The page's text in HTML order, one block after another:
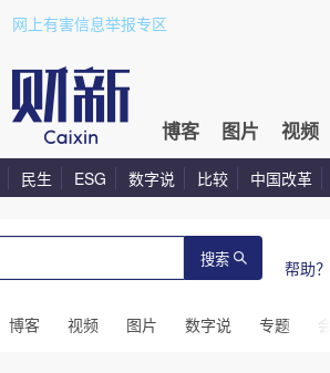
网上有害信息举报专区
博客 图片 视频
民生 ESG 数字说 比较 中国改革
搜索 帮助？
博客 视频 图片 数字说 专题